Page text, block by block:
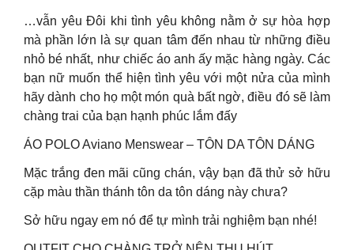
…vẫn yêu Đôi khi tình yêu không nằm ở sự hòa hợp
mà phần lớn là sự quan tâm đến nhau từ những điều
nhỏ bé nhất, như chiếc áo anh ấy mặc hàng ngày. Các
bạn nữ muốn thể hiện tình yêu với một nửa của mình
hãy dành cho họ một món quà bất ngờ, điều đó sẽ làm
chàng trai của bạn hạnh phúc lắm đấy
ÁO POLO Aviano Menswear – TÔN DA TÔN DÁNG
Mặc trắng đen mãi cũng chán, vậy bạn đã thử sở hữu
cặp màu thần thánh tôn da tôn dáng này chưa?
Sở hữu ngay em nó để tự mình trải nghiệm bạn nhé!